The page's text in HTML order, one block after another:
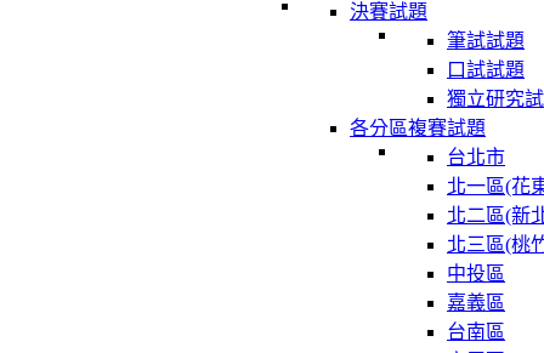
決賽試題
筆試試題
口試試題
獨立研究
各分區複賽試題
台北市
北一區(花
北二區(新
北三區(桃
中投區
嘉義區
台南區